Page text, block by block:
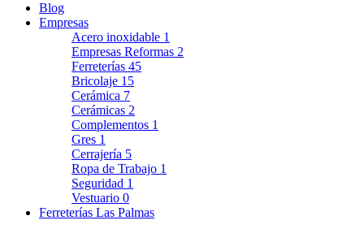
Blog
Empresas
Acero inoxidable 1
Empresas Reformas 2
Ferreterías 45
Bricolaje 15
Cerámica 7
Cerámicas 2
Complementos 1
Gres 1
Cerrajería 5
Ropa de Trabajo 1
Seguridad 1
Vestuario 0
Ferreterías Las Palmas